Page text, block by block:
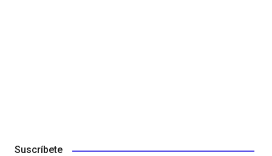
Suscríbete